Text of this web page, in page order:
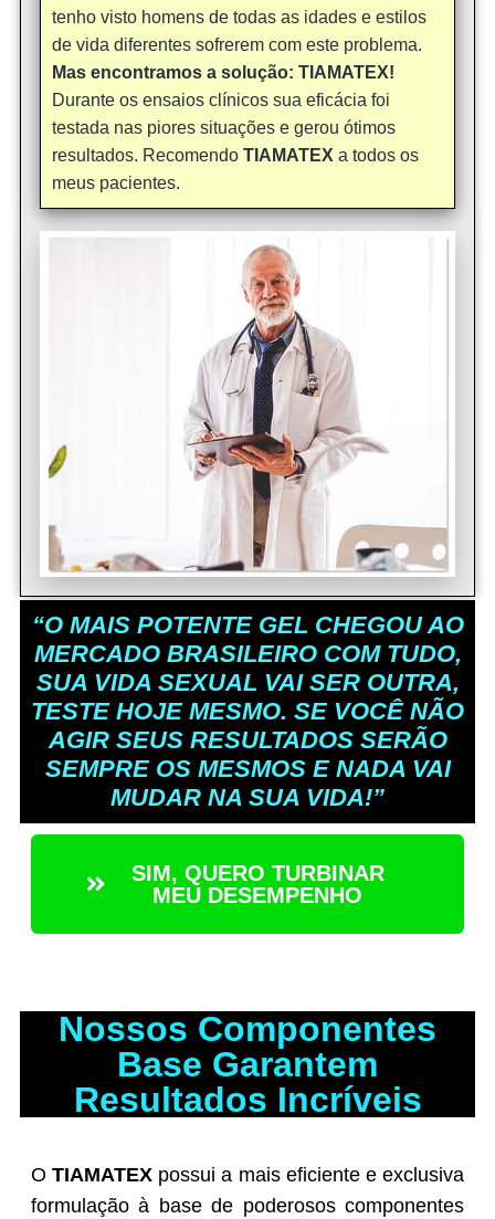
tenho visto homens de todas as idades e estilos
de vida diferentes sofrerem com este problema.
Mas encontramos a solução: TIAMATEX!
Durante os ensaios clínicos sua eficácia foi
testada nas piores situações e gerou ótimos
resultados. Recomendo TIAMATEX a todos os
meus pacientes.
“O MAIS POTENTE GEL CHEGOU AO
MERCADO BRASILEIRO COM TUDO,
SUA VIDA SEXUAL VAI SER OUTRA,
TESTE HOJE MESMO. SE VOCÊ NÃO
AGIR SEUS RESULTADOS SERÃO
SEMPRE OS MESMOS E NADA VAI
MUDAR NA SUA VIDA!”
SIM, QUERO TURBINAR
MEU DESEMPENHO
Nossos Componentes
Base Garantem
Resultados Incríveis
OTIAMATEX possui a mais eficiente e exclusiva
formulação à base de poderosos componentes